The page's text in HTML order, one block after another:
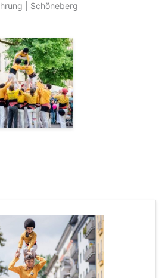
| Schöneberg